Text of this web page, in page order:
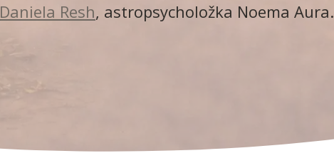
Daniela Resh, astropsycholožka Noema Aura.